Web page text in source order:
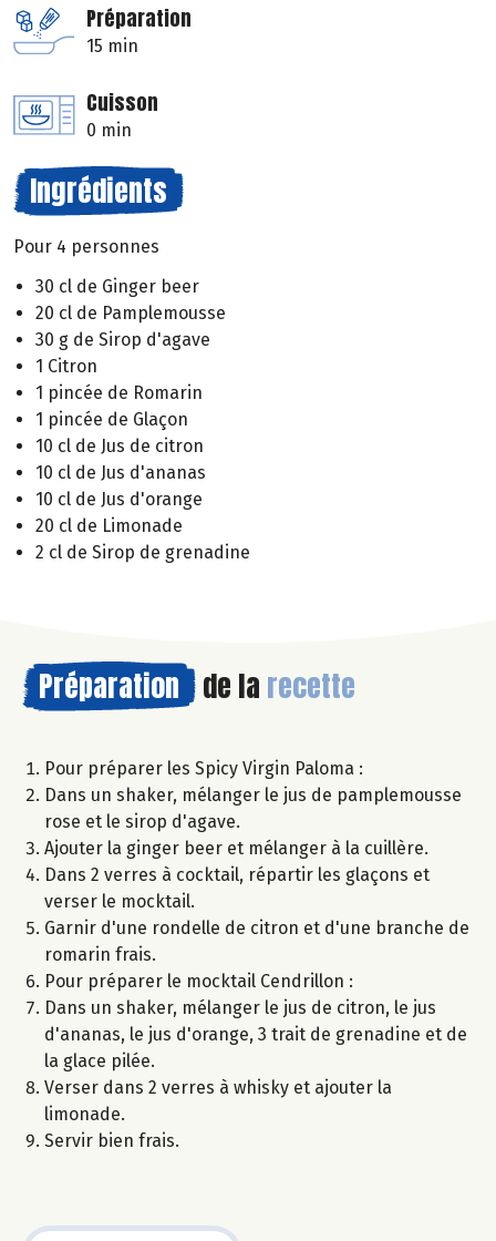
Préparation
15 min
Cuisson
0 min
Ingrédients
Pour 4 personnes
30 cl de Ginger beer
20 cl de Pamplemousse
30 g de Sirop d'agave
1 Citron
1 pincée de Romarin
1 pincée de Glaçon
10 cl de Jus de citron
10 cl de Jus d'ananas
10 cl de Jus d'orange
20 cl de Limonade
2 cl de Sirop de grenadine
Préparation de la recette
Pour préparer les Spicy Virgin Paloma :
Dans un shaker, mélanger le jus de pamplemousse
rose et le sirop d'agave.
Ajouter la ginger beer et mélanger à la cuillère.
Dans 2 verres à cocktail, répartir les glaçons et
verser le mocktail.
Garnir d'une rondelle de citron et d'une branche de
romarin frais.
Pour préparer le mocktail Cendrillon :
Dans un shaker, mélanger le jus de citron, le jus
d'ananas, le jus d'orange, 3 trait de grenadine et de
la glace pilée.
Verser dans 2 verres à whisky et ajouter la
limonade.
Servir bien frais.